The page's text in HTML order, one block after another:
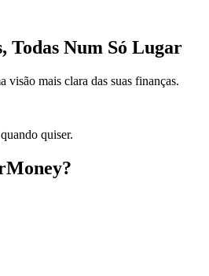
Todas Num Só Lugar
visão mais clara das suas finanças.
quiser.